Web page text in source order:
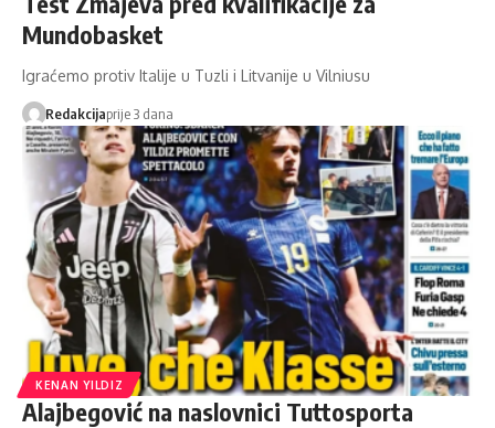
Mundobasket
Igraćemo protiv Italije u Tuzli i Litvanije u Vilniusu
Redakcijaprije 3 dana
KENAN YILDIZ
Alajbegović na naslovnici Tuttosporta